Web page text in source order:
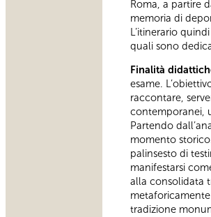
Roma, a partire
memoria di
L’itinerario
quali sono
Finalità
esame.
raccontare,
contemporanei,
Partendo
momento
palinsesto di
manifestarsi
alla consolidata
tradizione